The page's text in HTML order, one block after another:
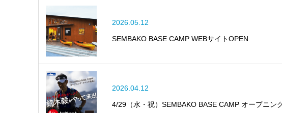
2026.05.12
SEMBAKO BASE CAMP WEBサイトOPEN
2026.04.12
4/29（水・祝）SEMBAKO BASE CAMP オープニン